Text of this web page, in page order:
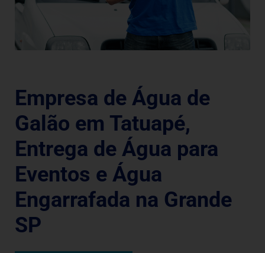
Empresa de Água de
Galão em Tatuapé,
Entrega de Água para
Eventos e Água
Engarrafada na Grande
SP